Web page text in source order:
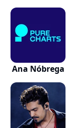
Ana Nóbrega